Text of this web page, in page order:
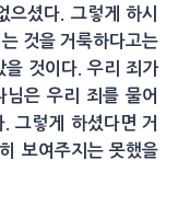
셨다. 그렇게 하시
것을 거룩하다고는
을 것이다. 우리 죄가
님은 우리 죄를 물어
그렇게 하셨다면 거
보여주지는 못했을